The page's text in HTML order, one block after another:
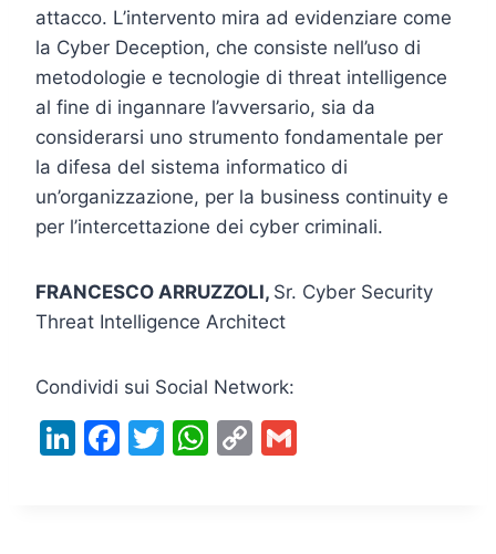
attacco. L’intervento mira ad evidenziare come
la Cyber Deception, che consiste nell’uso di
metodologie e tecnologie di threat intelligence
al fine di ingannare l’avversario, sia da
considerarsi uno strumento fondamentale per
la difesa del sistema informatico di
un’organizzazione, per la business continuity e
per l’intercettazione dei cyber criminali.
FRANCESCO ARRUZZOLI, Sr. Cyber Security
Threat Intelligence Architect
Condividi sui Social Network:
Li F
T
W C